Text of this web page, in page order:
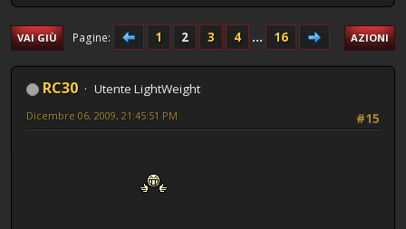
VAI GIÙ Pagine 1 2 3 4 ... 16 AZIONI
RC30
Utente LightWeight
#15
Dicembre 06, 2009, 21:45:51 PM